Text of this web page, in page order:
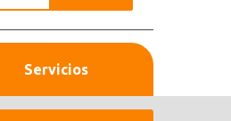
Servicios